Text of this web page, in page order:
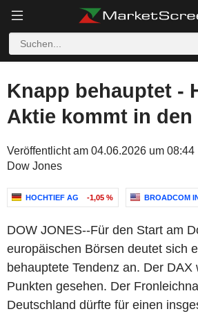
Knapp behauptet -
Aktie kommt in den
Veröffentlicht am 04.06.2026 um 08:44
Dow Jones
HOCHTIEF AG -1,05 % BROADCOM
DOW JONES--Für den Start am
europäischen Börsen deutet sich
behauptete Tendenz an. Der DAX
Punkten gesehen. Der
Deutschland dürfte für einen